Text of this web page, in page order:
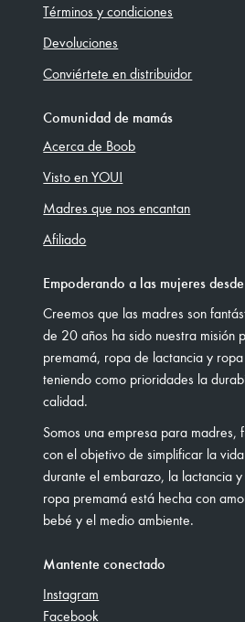
Términos y condiciones
Devoluciones
Conviértete en distribuidor
Comunidad de mamás
Acerca de Boob
Visto en YOU!
Madres que nos encantan
Afiliado
Empoderando a las mujeres
Creemos que las madres son
de 20 años ha sido nuestra misión
premamá, ropa de lactancia y
teniendo como prioridades la
calidad.
Somos una empresa para madres,
con el objetivo de simplificar la
durante el embarazo, la lactancia
ropa premamá está hecha con
bebé y el medio ambiente.
Mantente conectado
Instagram
Facebook